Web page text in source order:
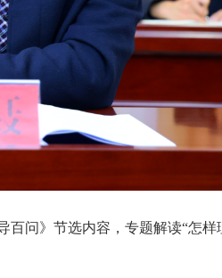
问》节选内容，专题解读“怎样